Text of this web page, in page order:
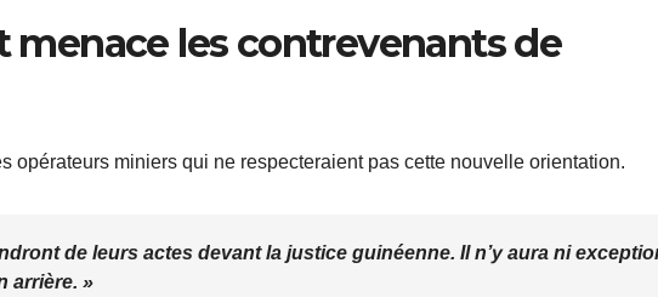
menace les contrevenants de
opérateurs miniers qui ne respecteraient pas cette nouvelle orientation.
de leurs actes devant la justice guinéenne. Il n’y aura ni
arrière. »